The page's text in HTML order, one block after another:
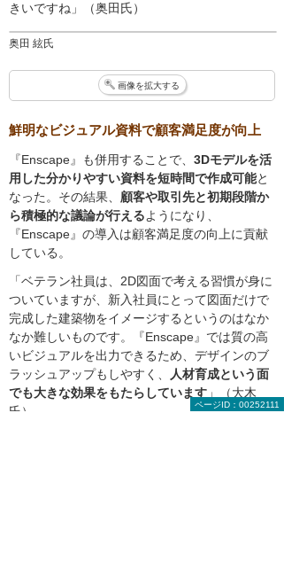
奥田 絃氏
きいですね」（奥田氏）
画像を拡大する
鮮明なビジュアル資料で顧客満足度が向上
『Enscape』も併用することで、 3Dモデルを活
用した分かりやすい資料を短時間で作成可能と
なった。その結果、 顧客や取引先と初期段階か
ら積極的な議論が行えるようになり、
『Enscape』の導入は顧客満足度の向上に貢献
している。
「ベテラン社員は、2D図面で考える習慣が身に
ついていますが、新入社員にとって図面だけで
完成した建築物をイメージするというのはなか
なか難しいものです。『Enscape』では質の高
いビジュアルを出力できるため、デザインのブ
ラッシュアップもしやすく、
人材育成という面
でも大きな効果をもたらしています 」（大木
氏）
ページID：00252111